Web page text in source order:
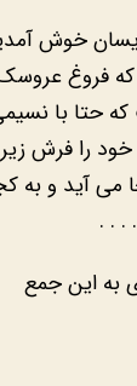
خوش
فروغ
حتا با
را فرش
می آید و به
. . .
به این جمع